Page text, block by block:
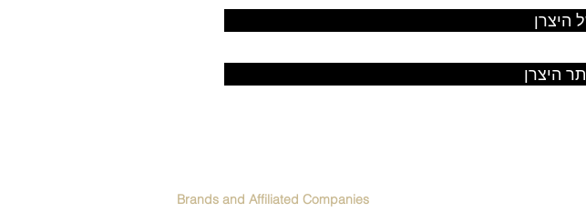
היצרן
היצרן
Brands and Affiliated Companies